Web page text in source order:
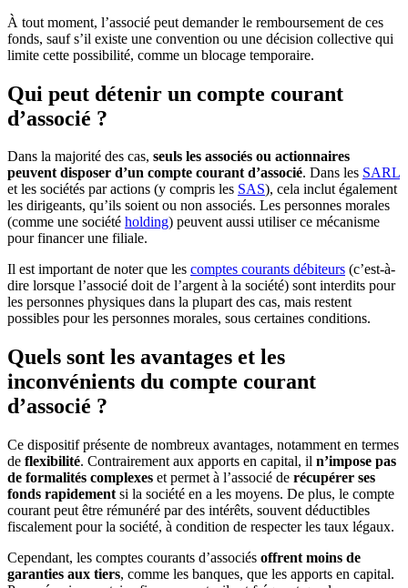
À tout moment, l’associé peut demander le remboursement de ces
fonds, sauf s’il existe une convention ou une décision collective qui
limite cette possibilité, comme un blocage temporaire.
Qui peut détenir un compte courant
d’associé ?
Dans la majorité des cas, seuls les associés ou actionnaires
peuvent disposer d’un compte courant d’associé. Dans les SARL
et les sociétés par actions (y compris les SAS), cela inclut également
les dirigeants, qu’ils soient ou non associés. Les personnes morales
(comme une société holding) peuvent aussi utiliser ce mécanisme
pour financer une filiale.
Il est important de noter que les comptes courants débiteurs (c’est-à-
dire lorsque l’associé doit de l’argent à la société) sont interdits pour
les personnes physiques dans la plupart des cas, mais restent
possibles pour les personnes morales, sous certaines conditions.
Quels sont les avantages et les
inconvénients du compte courant
d’associé ?
Ce dispositif présente de nombreux avantages, notamment en termes
de flexibilité. Contrairement aux apports en capital, il n’impose pas
de formalités complexes et permet à l’associé de récupérer ses
fonds rapidement si la société en a les moyens. De plus, le compte
courant peut être rémunéré par des intérêts, souvent déductibles
fiscalement pour la société, à condition de respecter les taux légaux.
Cependant, les comptes courants d’associés offrent moins de
garanties aux tiers, comme les banques, que les apports en capital.